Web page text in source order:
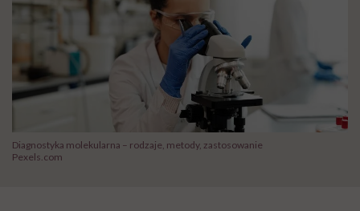
Diagnostyka molekularna – rodzaje, metody, zastosowanie
Pexels.com